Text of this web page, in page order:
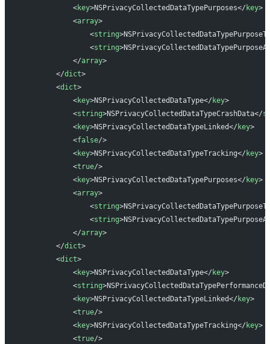
            <
key>NSPrivacyCollectedDataTypePurposes</ key>
            <
array>
                <
string
                <
string
            </
array>
        </
dict>
        <
dict>
            <
key>NSPrivacyCollectedDataType</ key>
            <
string>NSPrivacyCollectedDataTypeCrashData</
            <
key>NSPrivacyCollectedDataTypeLinked</ key>
            <
false/>
            <
key>NSPrivacyCollectedDataTypeTracking</ key>
            <
true/>
            <
key>NSPrivacyCollectedDataTypePurposes</ key>
            <
array>
                <
string
                <
string
            </
array>
        </
dict>
        <
dict>
            <
key>NSPrivacyCollectedDataType</ key>
            <
string
            <
key>NSPrivacyCollectedDataTypeLinked</ key>
            <
true/>
            <
key>NSPrivacyCollectedDataTypeTracking</ key>
            <
true/>